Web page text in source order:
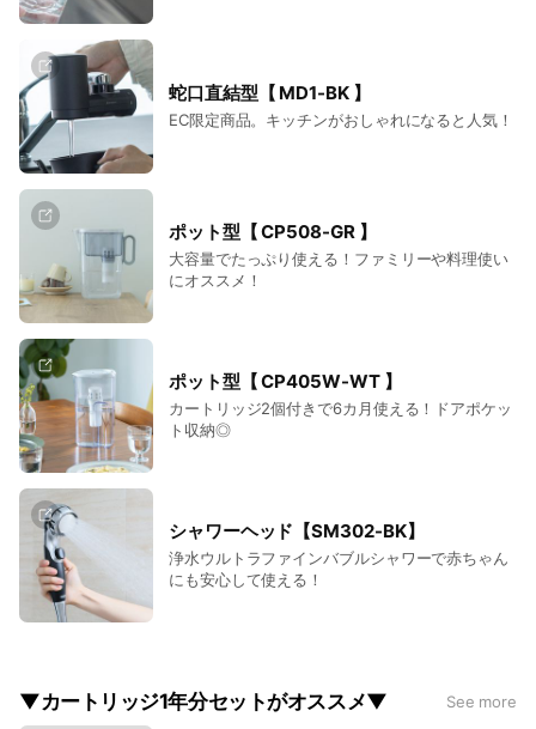
蛇口直結型【 MD1-BK 】
EC限定商品。キッチンがおしゃれになると人気！
ポット型【 CP508-GR 】
大容量でたっぷり使える！ファミリーや料理使い
にオススメ！
ポット型【 CP405W-WT 】
カートリッジ2個付きで6カ月使える！ドアポケッ
ト収納◎
シャワーヘッド【SM302-BK】
浄水ウルトラファインバブルシャワーで赤ちゃん
にも安心して使える！
▼カートリッジ1年分セットがオススメ▼ See more